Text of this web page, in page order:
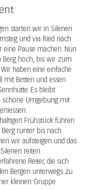
starten wir in Silenen
und via Ried nach
eine Pause machen. Nun
Berg hoch, bis wir zum
haben eine einfache
mit Betten und essen
Es bleibt
schöne Umgebung mit
Frühstück führen
runter bis nach
wir aufsteigen und das
reiten.
Reiter, die sich
Bergen unterwegs zu
kleinen Gruppe